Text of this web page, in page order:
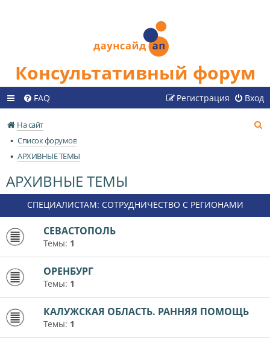
Консультативный форум
FAQ Вход
Регистрация
На сайт
Список форумов
АРХИВНЫЕ ТЕМЫ
АРХИВНЫЕ ТЕМЫ
СПЕЦИАЛИСТАМ: СОТРУДНИЧЕСТВО С РЕГИОНАМИ
СЕВАСТОПОЛЬ
Темы: 1
ОРЕНБУРГ
Темы: 1
КАЛУЖСКАЯ ОБЛАСТЬ. РАННЯЯ ПОМОЩЬ
Темы: 1